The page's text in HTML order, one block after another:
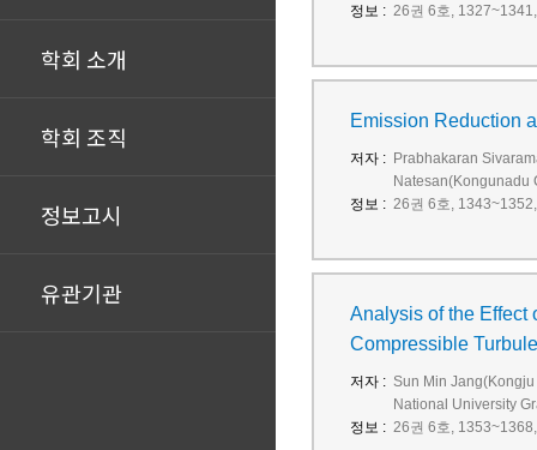
학회 소개
학회 조직
정보고시
유관기관
정보 : 26권 6호,
Emission Reduction
저자 : Prabhakaran
Natesan(Kongunadu
정보 : 26권 6호,
Analysis of the Effect
Compressible
저자 : Sun Min
National University
정보 : 26권 6호,